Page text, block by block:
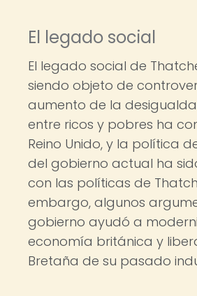
El legado social
El legado social de
siendo objeto de
aumento de la
entre ricos y pobres ha
Reino Unido, y la política
del gobierno actual ha
con las políticas de
embargo, algunos
gobierno ayudó a
economía británica y
Bretaña de su pasado